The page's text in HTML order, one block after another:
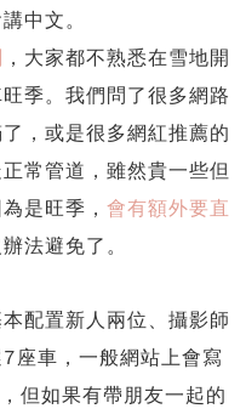
中文。
，大家都不熟悉在雪地開
季。我們問了很多網路
，或是很多網紅推薦的
常管道，雖然貴一些但
是旺季， 會有額外要直
法避免了。
配置新人兩位、攝影師
座車，一般網站上會寫
但如果有帶朋友一起的